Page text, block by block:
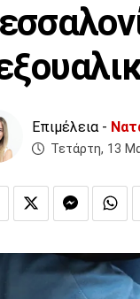
Επιμέλεια -
Τετάρτη, 13